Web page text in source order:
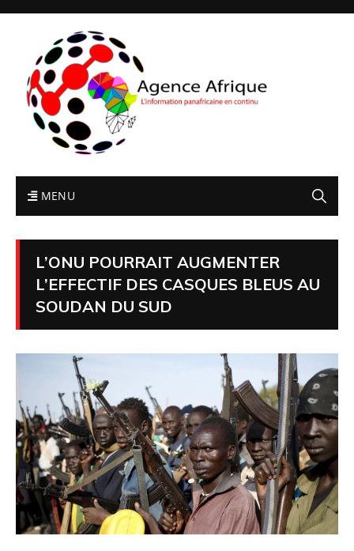
MENU
L’ONU POURRAIT AUGMENTER
L’EFFECTIF DES CASQUES BLEUS AU
SOUDAN DU SUD